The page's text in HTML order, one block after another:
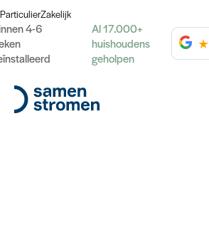
ParticulierZakelijk
4-6
Al 17.000+
huishoudens
geholpen
★